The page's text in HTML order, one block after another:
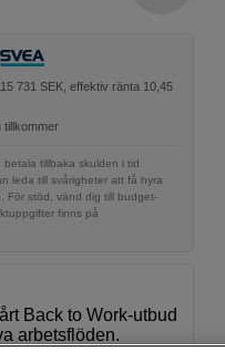
731 SEK, effektiv ränta 10,45
tillkommer
betala tillbaka skulden i tid
leda till svårigheter att få hyra
För stöd, vänd dig till budget-
finns på
Back to Work-utbud
arbetsflöden.